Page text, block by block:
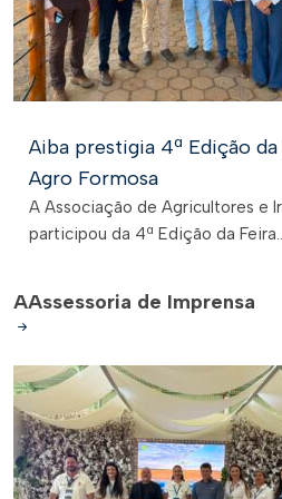
Aiba prestigia 4ª Edição
Agro Formosa
A Associação de Agricultores e
participou da 4ª Edição da
AAssessoria de Imprensa